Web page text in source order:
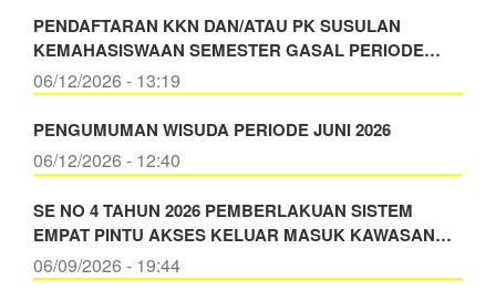
PENDAFTARAN KKN DAN/ATAU PK SUSULAN
KEMAHASISWAAN SEMESTER GASAL PERIODE…
06/12/2026 - 13:19
PENGUMUMAN WISUDA PERIODE JUNI 2026
06/12/2026 - 12:40
SE NO 4 TAHUN 2026 PEMBERLAKUAN SISTEM
EMPAT PINTU AKSES KELUAR MASUK KAWASAN…
06/09/2026 - 19:44